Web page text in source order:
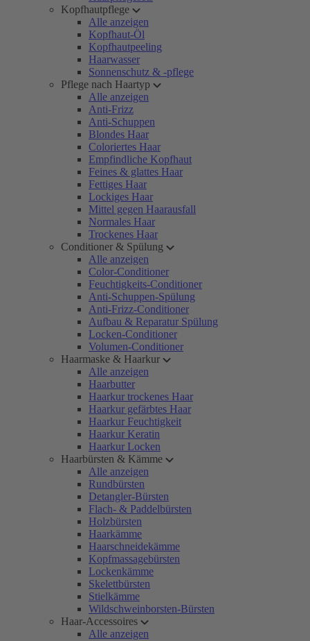
Kopfhautpflege
Alle anzeigen
Kopfhaut-Öl
Kopfhautpeeling
Haarwasser
Sonnenschutz & -pflege
Pflege nach Haartyp
Alle anzeigen
Anti-Frizz
Anti-Schuppen
Blondes Haar
Coloriertes Haar
Empfindliche Kopfhaut
Feines & glattes Haar
Fettiges Haar
Lockiges Haar
Mittel gegen Haarausfall
Normales Haar
Trockenes Haar
Conditioner & Spülung
Alle anzeigen
Color-Conditioner
Feuchtigkeits-Conditioner
Anti-Schuppen-Spülung
Anti-Frizz-Conditioner
Aufbau & Reparatur Spülung
Locken-Conditioner
Volumen-Conditioner
Haarmaske & Haarkur
Alle anzeigen
Haarbutter
Haarkur trockenes Haar
Haarkur gefärbtes Haar
Haarkur Feuchtigkeit
Haarkur Keratin
Haarkur Locken
Haarbürsten & Kämme
Alle anzeigen
Rundbürsten
Detangler-Bürsten
Flach- & Paddelbürsten
Holzbürsten
Haarkämme
Haarschneidekämme
Kopfmassagebürsten
Lockenkämme
Skelettbürsten
Stielkämme
Wildschweinborsten-Bürsten
Haar-Accessoires
Alle anzeigen